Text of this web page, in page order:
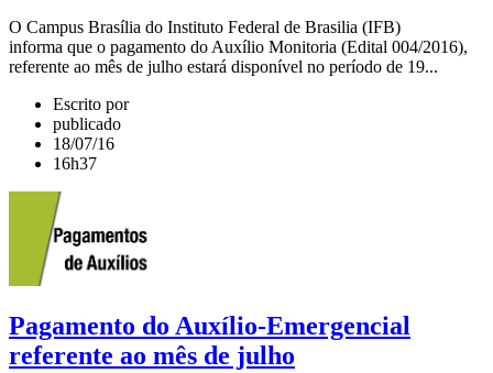
O Campus Brasília do Instituto Federal de Brasilia (IFB)
informa que o pagamento do Auxílio Monitoria (Edital 004/2016),
referente ao mês de julho estará disponível no período de 19...
Escrito por
publicado
18/07/16
16h37
Pagamento do Auxílio-Emergencial
referente ao mês de julho